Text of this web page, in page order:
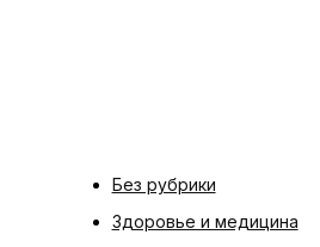
Без рубрики
Здоровье и медицина